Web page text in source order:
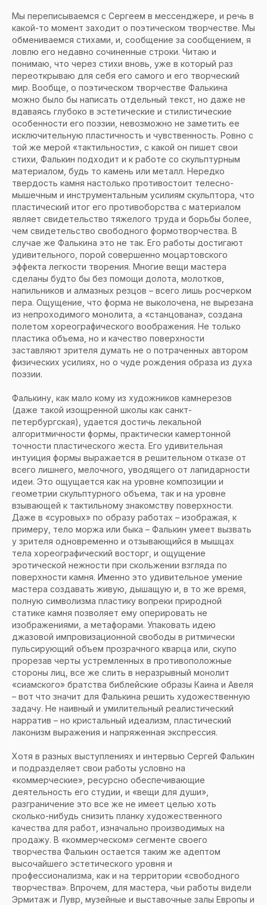
Мы переписываемся с Сергеем в мессенджере, и речь в
какой-то момент заходит о поэтическом творчестве. Мы
обмениваемся стихами, и, сообщение за сообщением, я
ловлю его недавно сочиненные строки. Читаю и
понимаю, что через стихи вновь, уже в который раз
переоткрываю для себя его самого и его творческий
мир. Вообще, о поэтическом творчестве Фалькина
можно было бы написать отдельный текст, но даже не
вдаваясь глубоко в эстетические и стилистические
особенности его поэзии, невозможно не заметить ее
исключительную пластичность и чувственность. Ровно с
той же мерой «тактильности», с какой он пишет свои
стихи, Фалькин подходит и к работе со скульптурным
материалом, будь то камень или металл. Нередко
твердость камня настолько противостоит телесно-
мышечным и инструментальным усилиям скульптора, что
пластический итог его противоборства с материалом
являет свидетельство тяжелого труда и борьбы более,
чем свидетельство свободного формотворчества. В
случае же Фалькина это не так. Его работы достигают
удивительного, порой совершенно моцартовского
эффекта легкости творения. Многие вещи мастера
сделаны будто бы без помощи долота, молотков,
напильников и алмазных резцов – всего лишь росчерком
пера. Ощущение, что форма не выколочена, не вырезана
из непроходимого монолита, а «станцована», создана
полетом хореографического воображения. Не только
пластика объема, но и качество поверхности
заставляют зрителя думать не о потраченных автором
физических усилиях, но о чуде рождения образа из духа
поэзии.
Фалькину, как мало кому из художников камнерезов
(даже такой изощренной школы как санкт-
петербургская), удается достичь лекальной
алгоритмичности формы, практически камертонной
точности пластического жеста. Его удивительная
интуиция формы выражается в решительном отказе от
всего лишнего, мелочного, уводящего от лапидарности
идеи. Это ощущается как на уровне композиции и
геометрии скульптурного объема, так и на уровне
взывающей к тактильному знакомству поверхности.
Даже в «суровых» по образу работах – изображая, к
примеру, тело моржа или быка – Фалькин умеет вызвать
у зрителя одновременно и отзывающийся в мышцах
тела хореографический восторг, и ощущение
эротической нежности при скольжении взгляда по
поверхности камня. Именно это удивительное умение
мастера создавать живую, дышащую и, в то же время,
полную символизма пластику вопреки природной
статике камня позволяет ему оперировать не
изображениями, а метафорами. Упаковать идею
джазовой импровизационной свободы в ритмически
пульсирующий объем прозрачного кварца или, скупо
прорезав черты устремленных в противоположные
стороны лиц, все же слить в неразрывный монолит
«сиамского» братства библейские образы Каина и Авеля
– вот что значит для Фалькина решить художественную
задачу. Не наивный и умилительный реалистический
нарратив – но кристальный идеализм, пластический
лаконизм выражения и напряженная экспрессия.
Хотя в разных выступлениях и интервью Сергей Фалькин
и подразделяет свои работы условно на
«коммерческие», ресурсно обеспечивающие
деятельность его студии, и «вещи для души»,
разграничение это все же не имеет целью хоть
сколько-нибудь снизить планку художественного
качества для работ, изначально производимых на
продажу. В «коммерческом» сегменте своего
творчества Фалькин остается таким же адептом
высочайшего эстетического уровня и
профессионализма, как и на территории «свободного
творчества». Впрочем, для мастера, чьи работы видели
Эрмитаж и Лувр, музейные и выставочные залы Европы и